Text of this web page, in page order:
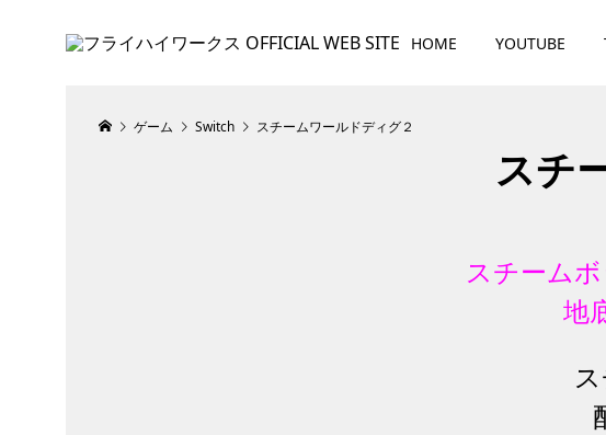
HOME YOUTUBE
ゲーム Switch スチームワールドディグ２
スチ
スチーム
地